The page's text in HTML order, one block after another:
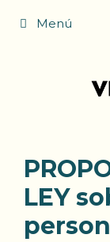
Menú
LEY